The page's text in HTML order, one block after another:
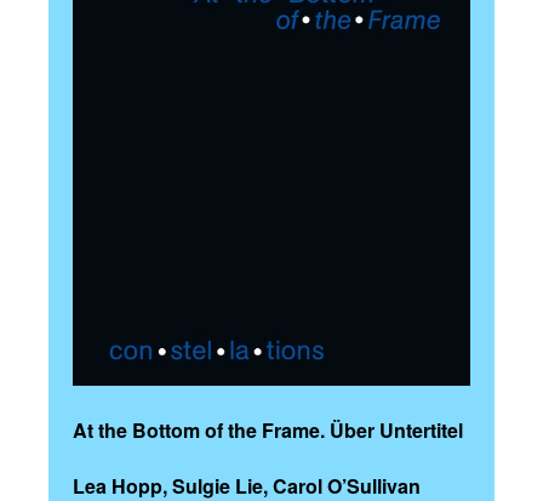
At the Bottom of the Frame. Über Untertitel
Lea Hopp, Sulgie Lie, Carol O’Sullivan